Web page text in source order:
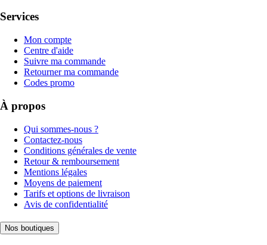
Services
Mon compte
Centre d'aide
Suivre ma commande
Retourner ma commande
Codes promo
À propos
Qui sommes-nous ?
Contactez-nous
Conditions générales de vente
Retour & remboursement
Mentions légales
Moyens de paiement
Tarifs et options de livraison
Avis de confidentialité
Nos boutiques